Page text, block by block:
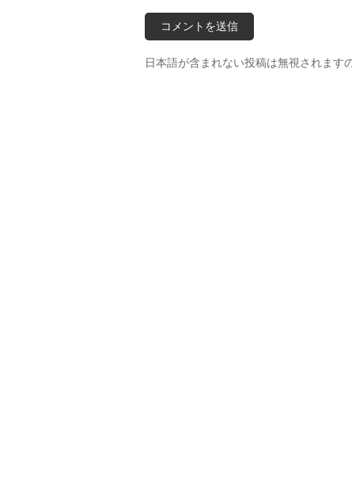
日本語が含まれない投稿は無視されます